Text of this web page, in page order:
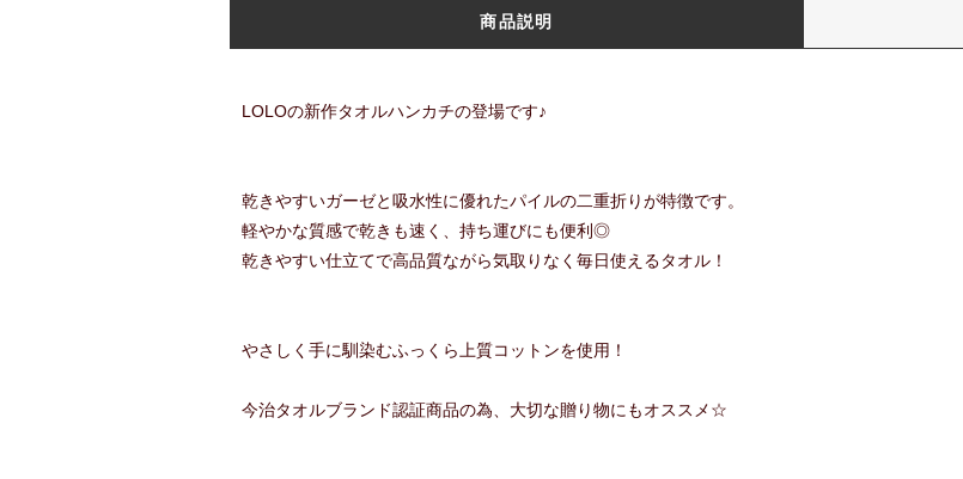
商品説明
LOLOの新作タオルハンカチの登場です♪
乾きやすいガーゼと吸水性に優れたパイルの二重折りが特徴です。
軽やかな質感で乾きも速く、持ち運びにも便利◎
乾きやすい仕立てで高品質ながら気取りなく毎日使えるタオル！
やさしく手に馴染むふっくら上質コットンを使用！
今治タオルブランド認証商品の為、大切な贈り物にもオススメ☆